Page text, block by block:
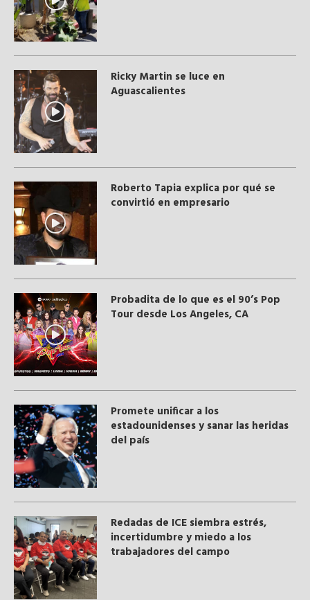
Ricky Martin se luce en
Aguascalientes
Roberto Tapia explica por qué se
convirtió en empresario
Probadita de lo que es el 90’s Pop
Tour desde Los Angeles, CA
Promete unificar a los
estadounidenses y sanar las heridas
del país
​Redadas de ICE siembra estrés,
incertidumbre y miedo a los
trabajadores del campo